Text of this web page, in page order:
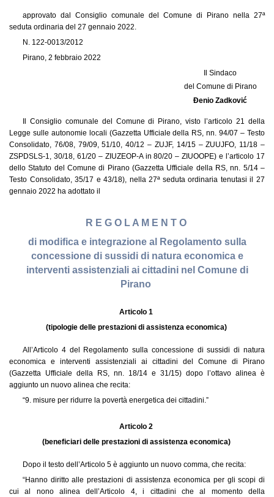
approvato dal Consiglio comunale del Comune di Pirano nella 27ª
seduta ordinaria del 27 gennaio 2022.
N. 122-0013/2012
Pirano, 2 febbraio 2022
Il Sindaco
del Comune di Pirano
Đenio Zadković
Il Consiglio comunale del Comune di Pirano, visto l’articolo 21 della
Legge sulle autonomie locali (Gazzetta Ufficiale della RS, nn. 94/07 – Testo
Consolidato, 76/08, 79/09, 51/10, 40/12 – ZUJF, 14/15 – ZUUJFO, 11/18 –
ZSPDSLS-1, 30/18, 61/20 – ZIUZEOP-A in 80/20 – ZIUOOPE) e l’articolo 17
dello Statuto del Comune di Pirano (Gazzetta Ufficiale della RS, nn. 5/14 –
Testo Consolidato, 35/17 e 43/18), nella 27ª seduta ordinaria tenutasi il 27
gennaio 2022 ha adottato il
R E G O L A M E N T O
di modifica e integrazione al Regolamento sulla
concessione di sussidi di natura economica e
interventi assistenziali ai cittadini nel Comune di
Pirano
Articolo 1
(tipologie delle prestazioni di assistenza economica)
All’Articolo 4 del Regolamento sulla concessione di sussidi di natura
economica e interventi assistenziali ai cittadini del Comune di Pirano
(Gazzetta Ufficiale della RS, nn. 18/14 e 31/15) dopo l’ottavo alinea è
aggiunto un nuovo alinea che recita:
“9. misure per ridurre la povertà energetica dei cittadini.”
Articolo 2
(beneficiari delle prestazioni di assistenza economica)
Dopo il testo dell’Articolo 5 è aggiunto un nuovo comma, che recita:
“Hanno diritto alle prestazioni di assistenza economica per gli scopi di
cui al nono alinea dell’Articolo 4, i cittadini che al momento della